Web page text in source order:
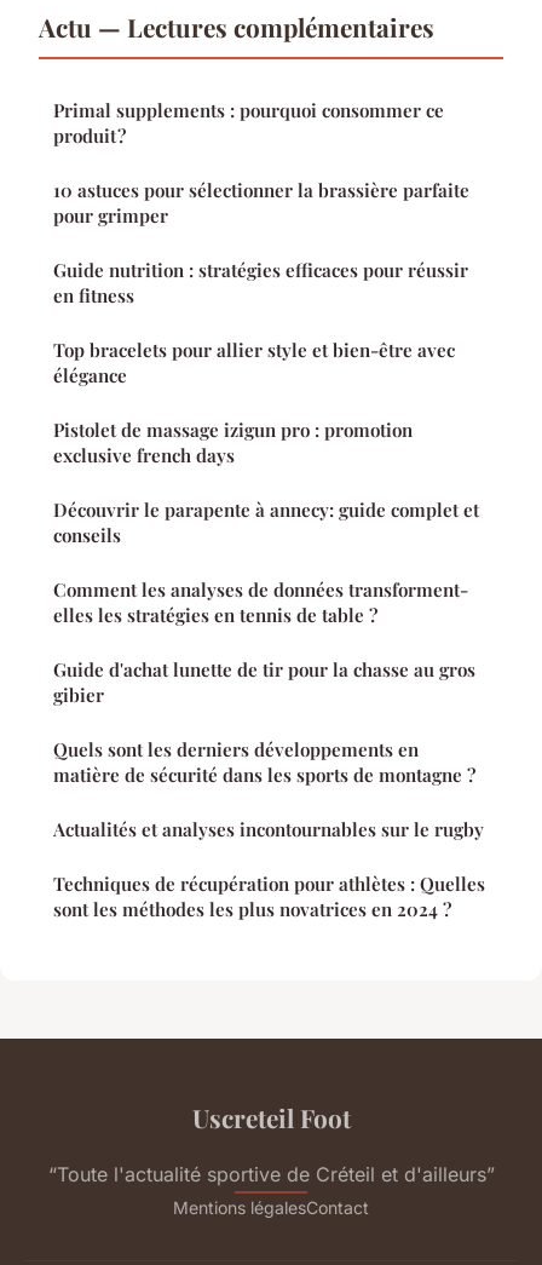
Actu — Lectures complémentaires
Primal supplements : pourquoi consommer ce
produit ?
10 astuces pour sélectionner la brassière parfaite
pour grimper
Guide nutrition : stratégies efficaces pour réussir
en fitness
Top bracelets pour allier style et bien-être avec
élégance
Pistolet de massage izigun pro : promotion
exclusive french days
Découvrir le parapente à annecy: guide complet et
conseils
Comment les analyses de données transforment-
elles les stratégies en tennis de table ?
Guide d'achat lunette de tir pour la chasse au gros
gibier
Quels sont les derniers développements en
matière de sécurité dans les sports de montagne ?
Actualités et analyses incontournables sur le rugby
Techniques de récupération pour athlètes : Quelles
sont les méthodes les plus novatrices en 2024 ?
Uscreteil Foot
“Toute l'actualité sportive de Créteil et d'ailleurs”
Mentions légalesContact